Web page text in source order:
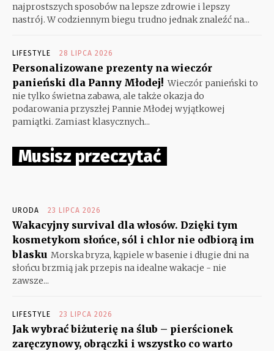
najprostszych sposobów na lepsze zdrowie i lepszy
nastrój. W codziennym biegu trudno jednak znaleźć na...
LIFESTYLE 28 LIPCA 2026
Personalizowane prezenty na wieczór
panieński dla Panny Młodej! Wieczór panieński to
nie tylko świetna zabawa, ale także okazja do
podarowania przyszłej Pannie Młodej wyjątkowej
pamiątki. Zamiast klasycznych...
Musisz przeczytać
URODA 23 LIPCA 2026
Wakacyjny survival dla włosów. Dzięki tym
kosmetykom słońce, sól i chlor nie odbiorą im
blasku Morska bryza, kąpiele w basenie i długie dni na
słońcu brzmią jak przepis na idealne wakacje - nie
zawsze...
LIFESTYLE 23 LIPCA 2026
Jak wybrać biżuterię na ślub – pierścionek
zaręczynowy, obrączki i wszystko co warto